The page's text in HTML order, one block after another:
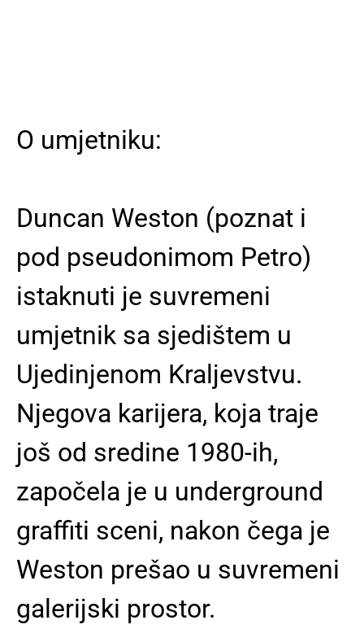
O umjetniku:
Duncan Weston (poznat i
pod pseudonimom Petro)
istaknuti je suvremeni
umjetnik sa sjedištem u
Ujedinjenom Kraljevstvu.
Njegova karijera, koja traje
još od sredine 1980-ih,
započela je u underground
graffiti sceni, nakon čega je
Weston prešao u suvremeni
galerijski prostor.